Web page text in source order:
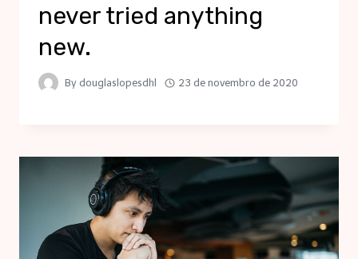
never tried anything
new.
By douglaslopesdhl 23 de novembro de 2020